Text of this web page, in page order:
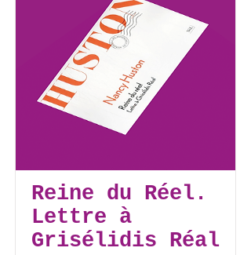
Reine du Réel.
Lettre à
Grisélidis Réal